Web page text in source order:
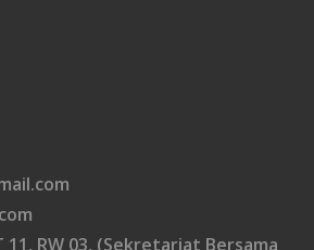
11, RW 03, (Sekretariat Bersama